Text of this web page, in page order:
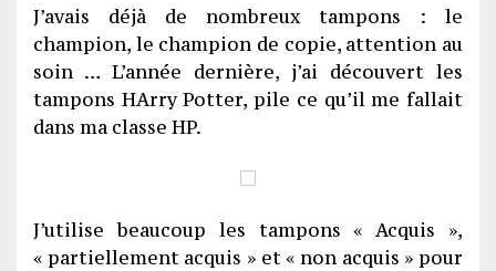
J’avais déjà de nombreux tampons : le
champion, le champion de copie, attention au
soin … L’année dernière, j’ai découvert les
tampons HArry Potter, pile ce qu’il me fallait
dans ma classe HP.
J’utilise beaucoup les tampons « Acquis »,
« partiellement acquis » et « non acquis » pour